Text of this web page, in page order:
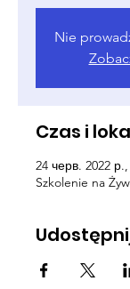
Nie
Czas i
24 черв. 2022
Szkolenie na